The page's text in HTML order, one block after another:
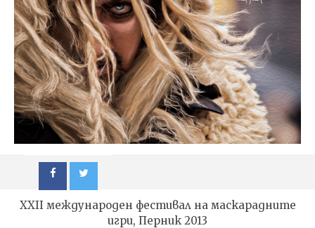
XXII международен фестивал на маскарадните
игри, Перник 2013